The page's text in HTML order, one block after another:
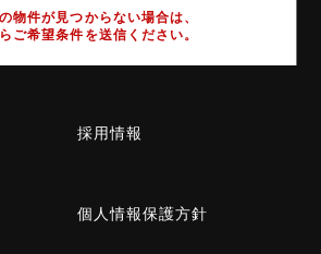
物件が見つからない場合は、
ご希望条件を送信ください。
採用情報
個人情報保護方針